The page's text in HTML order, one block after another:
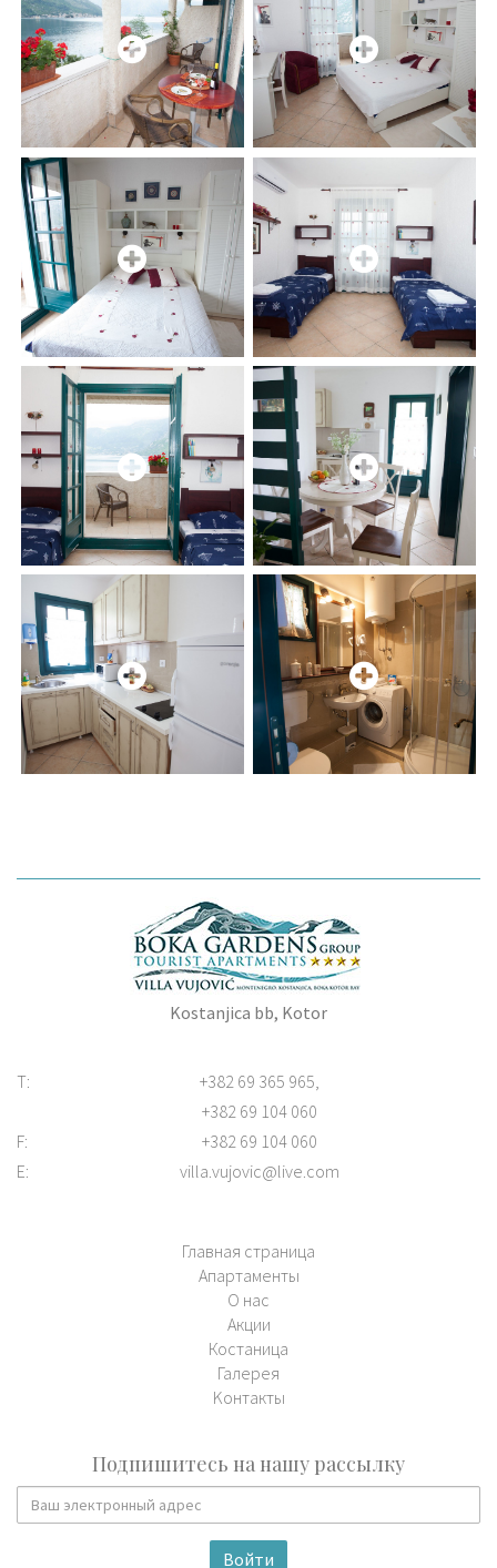
Kostanjica bb, Kotor
T:
+382 69 365 965,
+382 69 104 060
F:
+382 69 104 060
E:
villa.vujovic@live.com
Главная страница
Апартаменты
О нас
Aкции
Костаница
Галерея
Kонтакты
Подпишитесь на нашу рассылку
Войти